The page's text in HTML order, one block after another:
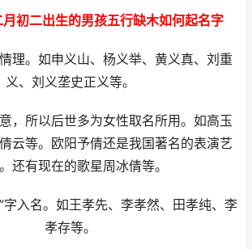
初二出生的男孩五行缺木如何起名字
理。如申义山、杨义举、黄义真、刘重
义、刘义垄史正义等。
，所以后世多为女性取名所用。如高玉
云等。欧阳予倩还是我国著名的表演艺
还有现在的歌星周冰倩等。
字入名。如王孝先、李孝然、田孝纯、李
孝存等。